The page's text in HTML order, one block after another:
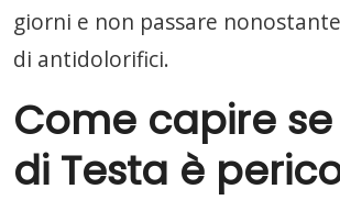
giorni e non passare nonostante
di antidolorifici.
Come capire
di Testa è